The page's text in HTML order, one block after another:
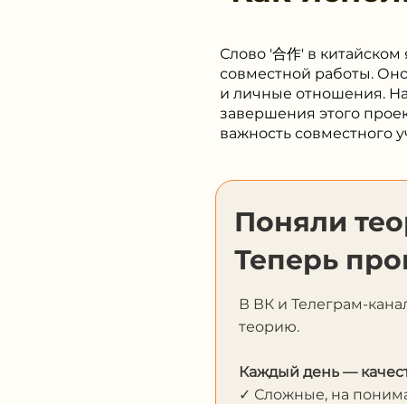
Слово '合作' в
совместной работы. Оно
и личные отношения.
завершения этого
важность совместного
Поняли
Теперь
В ВК и Телеграм-
теорию.
Каждый день —
✓ Сложные, на